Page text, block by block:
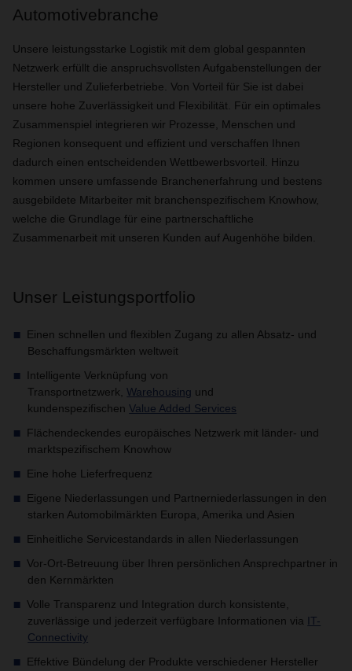
Automotivebranche
Unsere leistungsstarke Logistik mit dem global gespannten
Netzwerk erfüllt die anspruchsvollsten Aufgabenstellungen der
Hersteller und Zulieferbetriebe. Von Vorteil für Sie ist dabei
unsere hohe Zuverlässigkeit und Flexibilität. Für ein optimales
Zusammenspiel integrieren wir Prozesse, Menschen und
Regionen konsequent und effizient und verschaffen Ihnen
dadurch einen entscheidenden Wettbewerbsvorteil. Hinzu
kommen unsere umfassende Branchenerfahrung und bestens
ausgebildete Mitarbeiter mit branchenspezifischem Knowhow,
welche die Grundlage für eine partnerschaftliche
Zusammenarbeit mit unseren Kunden auf Augenhöhe bilden.
Unser Leistungsportfolio
Einen schnellen und flexiblen Zugang zu allen Absatz- und
Beschaffungsmärkten weltweit
Intelligente Verknüpfung von
Transportnetzwerk,Warehousing und
kundenspezifischenValue Added Services
Flächendeckendes europäisches Netzwerk mit länder- und
marktspezifischem Knowhow
Eine hohe Lieferfrequenz
Eigene Niederlassungen und Partnerniederlassungen in den
starken Automobilmärkten Europa, Amerika und Asien
Einheitliche Servicestandards in allen Niederlassungen
Vor-Ort-Betreuung über Ihren persönlichen Ansprechpartner in
den Kernmärkten
Volle Transparenz und Integration durch konsistente,
zuverlässige und jederzeit verfügbare Informationen via IT-
Connectivity
Effektive Bündelung der Produkte verschiedener Hersteller